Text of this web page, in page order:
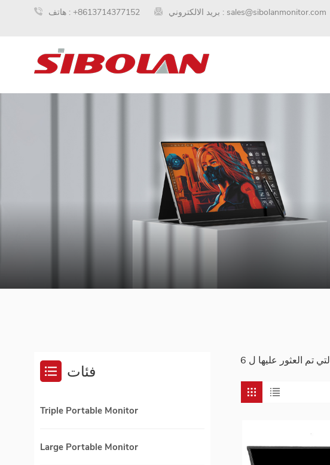
هاتف : +8613714377152 بريد الالكتروني : sales@sibolanmonitor.com
فئات
Triple Portable Monitor
Large Portable Monitor